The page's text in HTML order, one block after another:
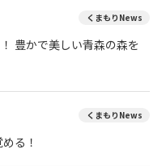
くまもりNews
豊かで美しい青森の森を
くまもりNews
る！